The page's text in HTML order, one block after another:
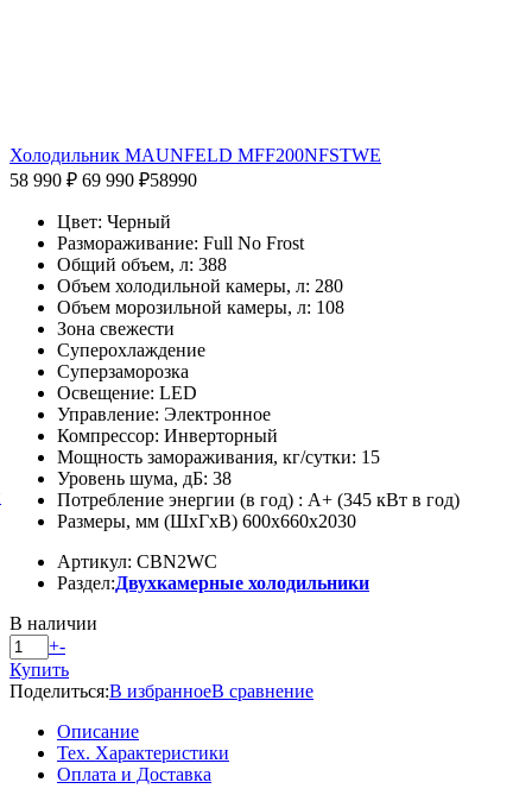
Холодильник MAUNFELD MFF200NFSTWE
58 990 ₽ 69 990 ₽58990
Цвет: Черный
Размораживание: Full No Frost
Общий объем, л: 388
Объем холодильной камеры, л: 280
Объем морозильной камеры, л: 108
Зона свежести
Суперохлаждение
Суперзаморозка
Освещение: LED
Управление: Электронное
Компрессор: Инверторный
Мощность замораживания, кг/сутки: 15
Уровень шума, дБ: 38
Потребление энергии (в год) : A+ (345 кВт в год)
Размеры, мм (ШхГхВ) 600х660х2030
Артикул: CBN2WC
Раздел:Двухкамерные холодильники
В наличии
+-
Купить
Поделиться:В избранноеВ сравнение
Описание
Тех. Характеристики
Оплата и Доставка